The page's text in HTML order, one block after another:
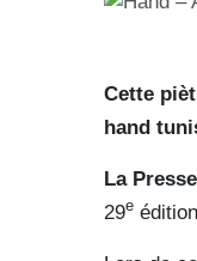
Cette
hand
La Presse
29e